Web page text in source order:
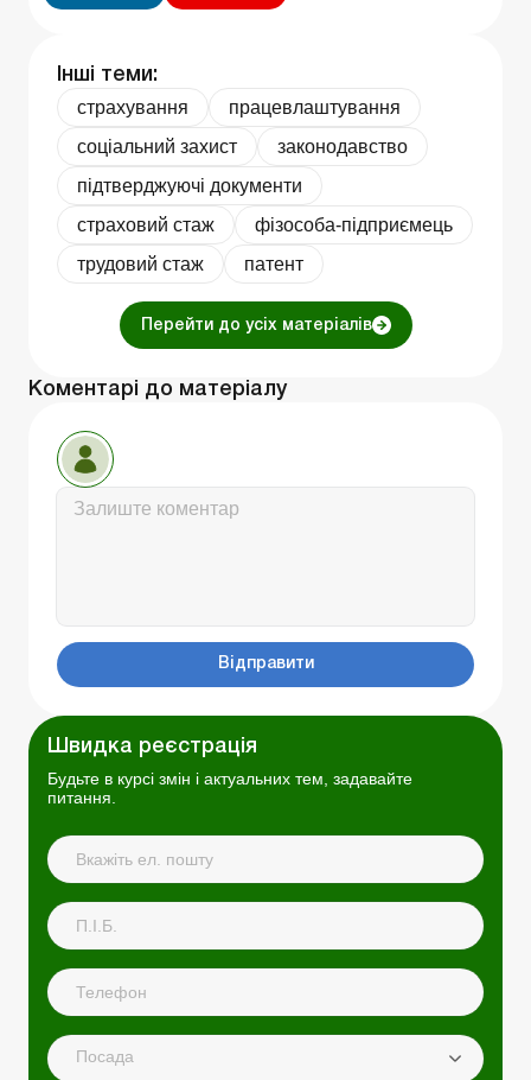
Інші теми:
страхування
працевлаштування
соціальний захист
законодавство
підтверджуючі документи
страховий стаж
фізособа-підприємець
трудовий стаж
патент
Перейти до усіх матеріалів
Коментарі до матеріалу
Відправити
Швидка реєстрація
Будьте в курсі змін і актуальних тем, задавайте
питання.
Посада